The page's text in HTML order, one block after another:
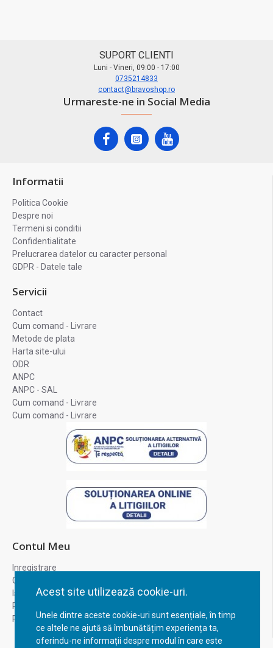
Acest site utilizează cookie-uri.
Unele dintre aceste cookie-uri sunt esențiale, în timp
ce altele ne ajută să îmbunătățim experiența ta,
oferindu-ne informații despre modul în care este
SUPORT CLIENTI
Luni - Vineri, 09:00 - 17:00
0735214833
contact@bravoshop.ro
Urmareste-ne in Social Media
Informatii
Politica Cookie
Despre noi
Termeni si conditii
Confidentialitate
Prelucrarea datelor cu caracter personal
GDPR - Datele tale
Servicii
Contact
Cum comand - Livrare
Metode de plata
Harta site-ului
ODR
ANPC
ANPC - SAL
Cum comand - Livrare
Cum comand - Livrare
Contul Meu
Inregistrare
Contul meu
Istoric comenzi
Recuperare parola
Returnare produs